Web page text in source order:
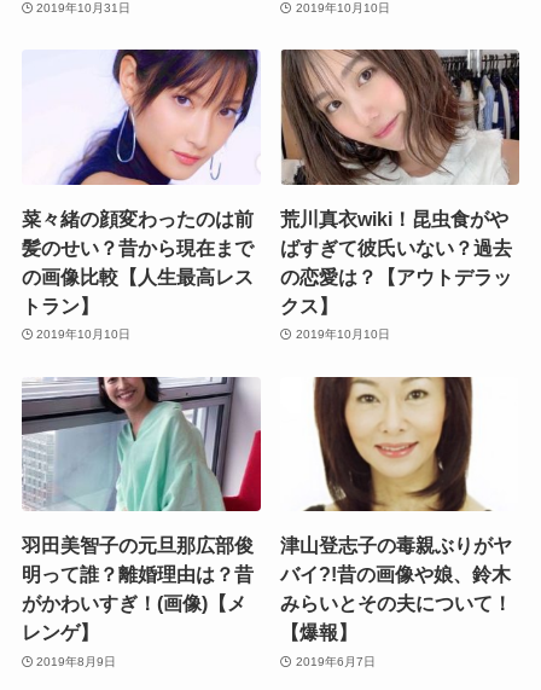
2019年10月31日 2019年10月10日
菜々緒の顔変わったのは前
髪のせい？昔から現在まで
の画像比較【人生最高レス
トラン】
2019年10月10日
荒川真衣wiki！昆虫食がや
ばすぎて彼氏いない？過去
の恋愛は？【アウトデラッ
クス】
2019年10月10日
羽田美智子の元旦那広部俊
明って誰？離婚理由は？昔
がかわいすぎ！(画像)【メ
レンゲ】
2019年8月9日
津山登志子の毒親ぶりがヤ
バイ?!昔の画像や娘、鈴木
みらいとその夫について！
【爆報】
2019年6月7日